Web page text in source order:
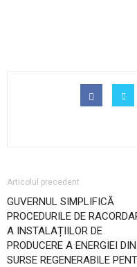
Articolul precedent
GUVERNUL SIMPLIFICĂ
PROCEDURILE DE
A INSTALAȚIILOR DE
PRODUCERE A ENERGIEI DIN
SURSE REGENERABILE